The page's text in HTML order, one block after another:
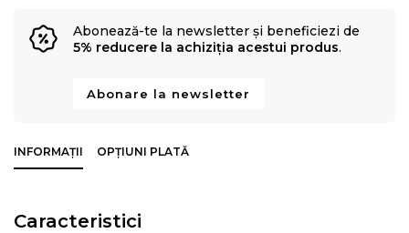
Abonează-te la newsletter și beneficiezi de
5% reducere la achiziția acestui produs.
Abonare la newsletter
INFORMAȚII OPȚIUNI PLATĂ
Caracteristici